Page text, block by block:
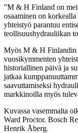
”M & H Finland on
osaaminen on
yhteistyö parantuu
teollisuushydrauliikan
Myös M & H Finlandin
vuosikymmenten
historiallinen päivä ja
jatkaa
saavuttamiseksi
markkinoilla myös
Kuvassa vasemmalta
Ward Proctor. Bosch
Henrik Åberg.